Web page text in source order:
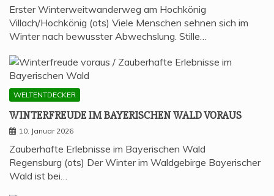
Erster Winterweitwanderweg am Hochkönig
Villach/Hochkönig (ots) Viele Menschen sehnen sich im
Winter nach bewusster Abwechslung. Stille…
WELTENTDECKER
WIN­TER­FREU­DE IM BAYE­RI­SCHEN WALD VORAUS
10. Januar 2026
Zauberhafte Erlebnisse im Bayerischen Wald
Regensburg (ots) Der Winter im Waldgebirge Bayerischer
Wald ist bei…